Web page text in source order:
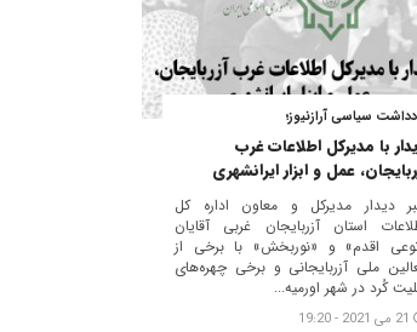
سیاسی آرازنیوز؛
با مدیرکل اطلاعات غرب
عمل و ابزار ایرانشهری
دیدار مدیرکل و معاون اداره کل
استان آزربایجان غربی آقایان
اقدم» و «نوربخش» با برخی از
ملی آزربایجانی و برخی چهره‌های
کُرد در شهر اورمیه...
21 می 2021 - 19:20